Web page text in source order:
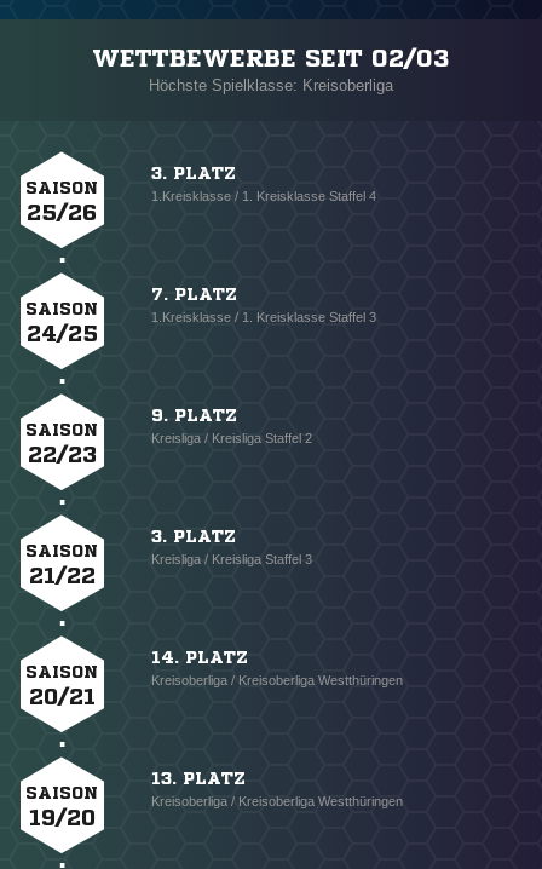
WETTBEWERBE SEIT 02/03
Höchste Spielklasse: Kreisoberliga
SAISON
25/26
3. PLATZ
1.Kreisklasse / 1. Kreisklasse Staffel 4
SAISON
24/25
7. PLATZ
1.Kreisklasse / 1. Kreisklasse Staffel 3
SAISON
22/23
9. PLATZ
Kreisliga / Kreisliga Staffel 2
SAISON
21/22
3. PLATZ
Kreisliga / Kreisliga Staffel 3
SAISON
20/21
14. PLATZ
Kreisoberliga / Kreisoberliga Westthüringen
SAISON
19/20
13. PLATZ
Kreisoberliga / Kreisoberliga Westthüringen